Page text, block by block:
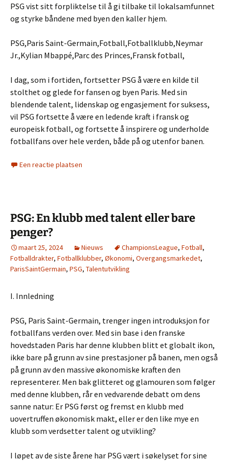
PSG vist sitt forpliktelse til å gi tilbake til lokalsamfunnet
og styrke båndene med byen den kaller hjem.
PSG,Paris Saint-Germain,Fotball,Fotballklubb,Neymar
Jr.,Kylian Mbappé,Parc des Princes,Fransk fotball,
I dag, som i fortiden, fortsetter PSG å være en kilde til
stolthet og glede for fansen og byen Paris. Med sin
blendende talent, lidenskap og engasjement for suksess,
vil PSG fortsette å være en ledende kraft i fransk og
europeisk fotball, og fortsette å inspirere og underholde
fotballfans over hele verden, både på og utenfor banen.
Een reactie plaatsen
PSG: En klubb med talent eller bare
penger?
maart 25, 2024 Nieuws ChampionsLeague, Fotball,
Fotballdrakter, Fotballklubber, Økonomi, Overgangsmarkedet,
ParisSaintGermain, PSG, Talentutvikling
I. Innledning
PSG, Paris Saint-Germain, trenger ingen introduksjon for
fotballfans verden over. Med sin base i den franske
hovedstaden Paris har denne klubben blitt et globalt ikon,
ikke bare på grunn av sine prestasjoner på banen, men også
på grunn av den massive økonomiske kraften den
representerer. Men bak glitteret og glamouren som følger
med denne klubben, rår en vedvarende debatt om dens
sanne natur: Er PSG først og fremst en klubb med
uovertruffen økonomisk makt, eller er den like mye en
klubb som verdsetter talent og utvikling?
I løpet av de siste årene har PSG vært i søkelyset for sine